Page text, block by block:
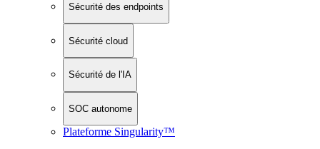
Sécurité des endpoints
Sécurité cloud
Sécurité de l'IA
SOC autonome
Plateforme Singularity™